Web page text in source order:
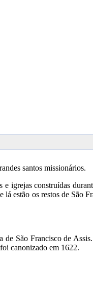
santos missionários.
e igrejas construídas
lá estão os restos de São
São Francisco de
canonizado em 1622.